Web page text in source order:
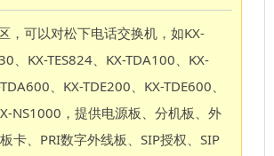
，可以对松下电话交换机，如KX-
、KX-TES824、KX-TDA100、KX-
、KX-TDE200、KX-TDE600、
NS1000，提供电源板、分机板、外
卡、PRI数字外线板、SIP授权、SIP